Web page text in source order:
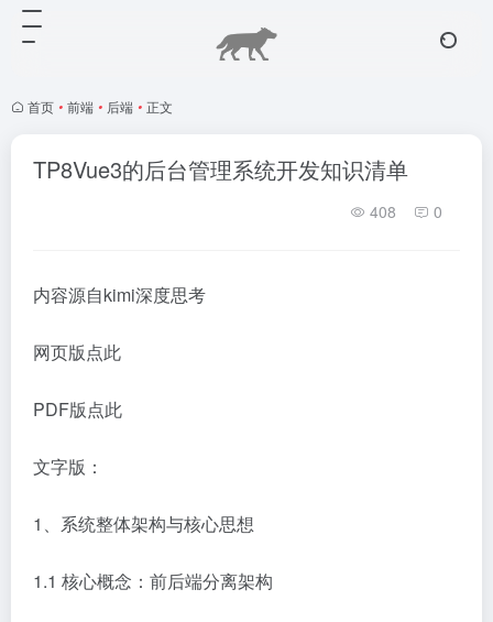
首页 • 前端 • 后端 • 正文
TP8Vue3的后台管理系统开发知识清单
408 0
内容源自kimi深度思考
网页版点此
PDF版点此
文字版：
1、系统整体架构与核心思想
1.1 核心概念：前后端分离架构